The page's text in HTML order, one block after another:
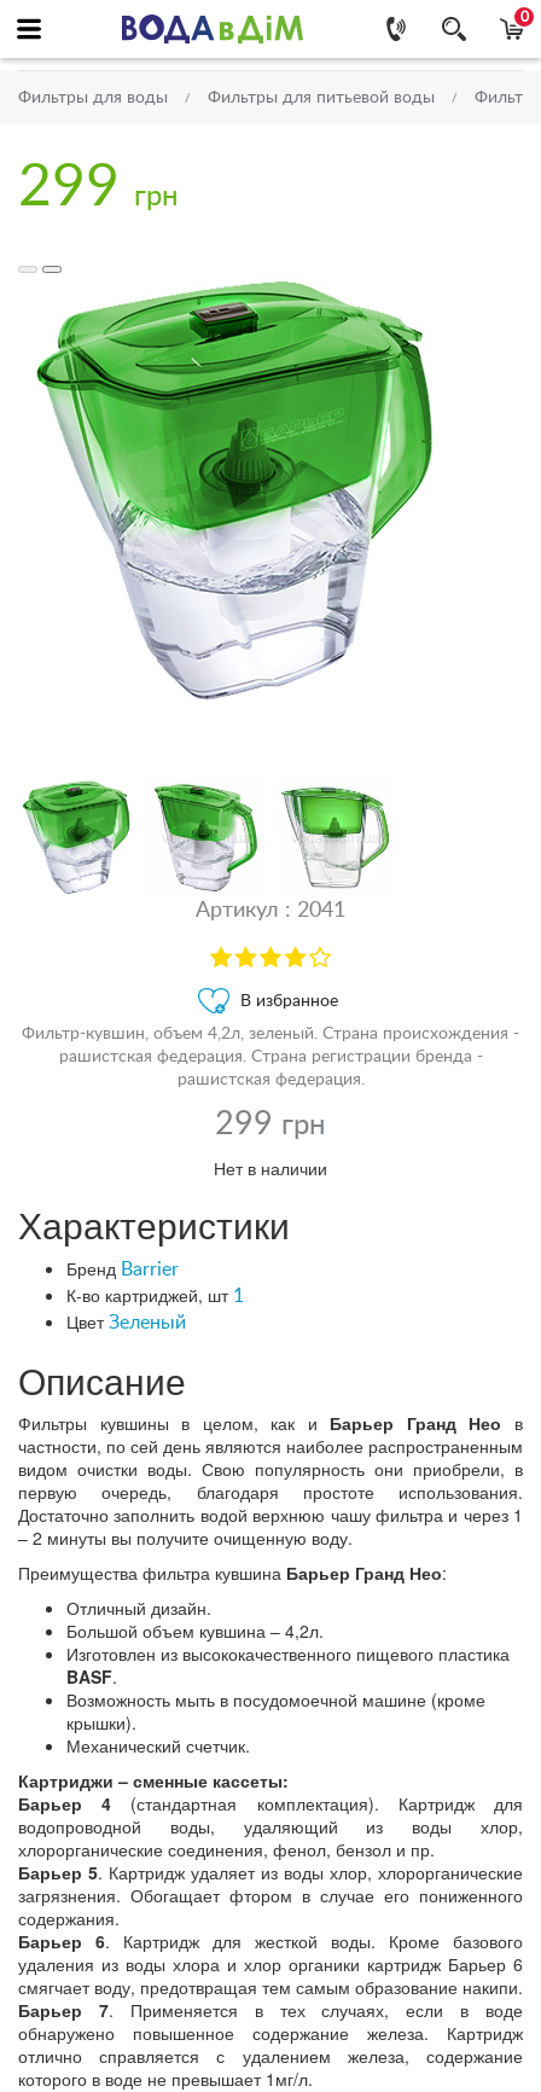
0
Фильтры для воды Фильтры для питьевой воды
299 грн
Артикул : 2041
В избранное
Фильтр-кувшин, объем 4,2л, зеленый. Страна происхождения -
рашистская федерация. Страна регистрации бренда -
рашистская федерация.
299 грн
Нет в наличии
Характеристики
Бренд Barrier
К-во картриджей, шт 1
Цвет Зеленый
Описание
Фильтры кувшины в целом, как и Барьер Гранд Нео в
частности, по сей день являются наиболее распространенным
видом очистки воды. Свою популярность они приобрели, в
первую очередь, благодаря простоте использования.
Достаточно заполнить водой верхнюю чашу фильтра и через 1
– 2 минуты вы получите очищенную воду.
Преимущества фильтра кувшина Барьер Гранд Нео:
Отличный дизайн.
Большой объем кувшина – 4,2л.
Изготовлен из высококачественного пищевого пластика
BASF.
Возможность мыть в посудомоечной машине (кроме
крышки).
Механический счетчик.
Картриджи – сменные кассеты:
Барьер 4 (стандартная комплектация). Картридж для
водопроводной воды, удаляющий из воды хлор,
хлорорганические соединения, фенол, бензол и пр.
Барьер 5. Картридж удаляет из воды хлор, хлорорганические
загрязнения. Обогащает фтором в случае его пониженного
содержания.
Барьер 6. Картридж для жесткой воды. Кроме базового
удаления из воды хлора и хлор органики картридж Барьер 6
смягчает воду, предотвращая тем самым образование накипи.
Барьер 7. Применяется в тех случаях, если в воде
обнаружено повышенное содержание железа. Картридж
отлично справляется с удалением железа, содержание
которого в воде не превышает 1мг/л.